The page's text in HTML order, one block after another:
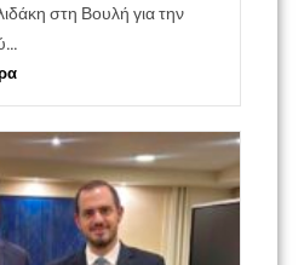
στη Βουλή για την